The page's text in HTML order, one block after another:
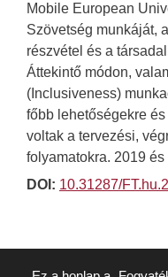
Mobile European
Szövetség munkáját,
részvétel és a
Áttekintő módon,
(Inclusiveness)
főbb lehetőségekre
voltak a tervezési,
folyamatokra. 2019
DOI: 10.31287/